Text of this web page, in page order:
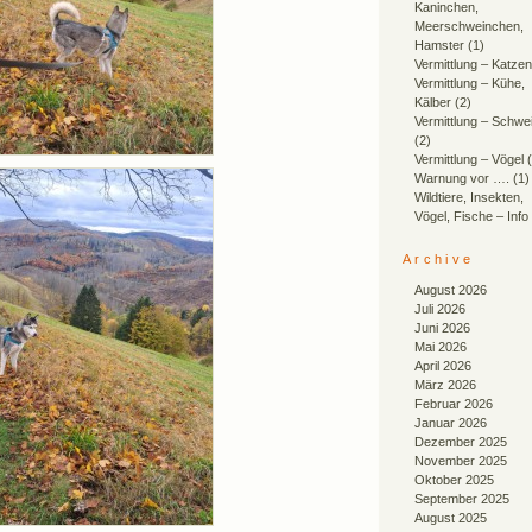
Kaninchen,
Meerschweinchen,
Hamster (1)
Vermittlung – Katzen
Vermittlung – Kühe,
Kälber (2)
Vermittlung –
(2)
Vermittlung – Vögel
Warnung vor ….
(1)
Wildtiere, Insekten,
Vögel, Fische – Info
Archive
August 2026
Juli 2026
Juni 2026
Mai 2026
April 2026
März 2026
Februar 2026
Januar 2026
Dezember 2025
November 2025
Oktober 2025
September 2025
August 2025